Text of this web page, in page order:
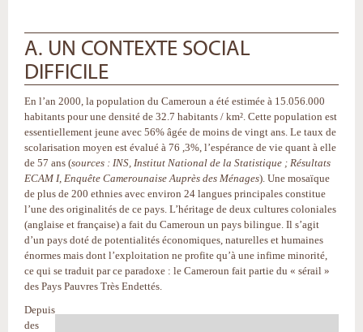
A. UN CONTEXTE SOCIAL
DIFFICILE
En l’an 2000, la population du Cameroun a été estimée à 15.056.000
habitants pour une densité de 32.7 habitants / km². Cette population est
essentiellement jeune avec 56% âgée de moins de vingt ans. Le taux de
scolarisation moyen est évalué à 76 ,3%, l’espérance de vie quant à elle
de 57 ans (sources : INS, Institut National de la Statistique ; Résultats
ECAM I, Enquête Camerounaise Auprès des Ménages). Une mosaïque
de plus de 200 ethnies avec environ 24 langues principales constitue
l’une des originalités de ce pays. L’héritage de deux cultures coloniales
(anglaise et française) a fait du Cameroun un pays bilingue. Il s’agit
d’un pays doté de potentialités économiques, naturelles et humaines
énormes mais dont l’exploitation ne profite qu’à une infime minorité,
ce qui se traduit par ce paradoxe : le Cameroun fait partie du « sérail »
des Pays Pauvres Très Endettés.
Depuis
des